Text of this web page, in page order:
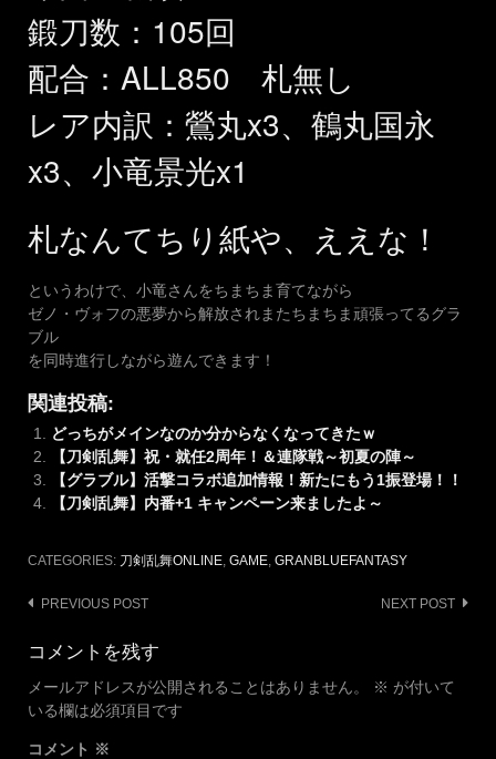
鍛刀数：105回
配合：ALL850 札無し
レア内訳：鶯丸x3、鶴丸国永
x3、小竜景光x1
札なんてちり紙や、ええな！
というわけで、小竜さんをちまちま育てながら
ゼノ・ヴォフの悪夢から解放されまたちまちま頑張ってるグラ
ブル
を同時進行しながら遊んできます！
関連投稿:
どっちがメインなのか分からなくなってきたｗ
【刀剣乱舞】祝・就任2周年！＆連隊戦～初夏の陣～
【グラブル】活撃コラボ追加情報！新たにもう1振登場！！
【刀剣乱舞】内番+1 キャンペーン来ましたよ～
CATEGORIES: 刀剣乱舞ONLINE GAME GRANBLUEFANTASY
Post
navigation
PREVIOUS POST NEXT POST
コメントを残す
メールアドレスが公開されることはありません。 ※ が付いて
いる欄は必須項目です
コメント ※